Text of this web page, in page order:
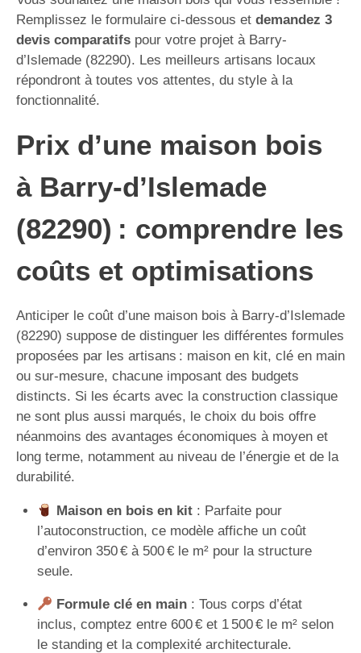
Remplissez le formulaire ci-dessous et demandez 3
devis comparatifs pour votre projet à Barry-
d’Islemade (82290). Les meilleurs artisans locaux
répondront à toutes vos attentes, du style à la
fonctionnalité.
Prix d’une maison bois
à Barry-d’Islemade
(82290) : comprendre les
coûts et optimisations
Anticiper le coût d’une maison bois à Barry-d’Islemade
(82290) suppose de distinguer les différentes formules
proposées par les artisans : maison en kit, clé en main
ou sur-mesure, chacune imposant des budgets
distincts. Si les écarts avec la construction classique
ne sont plus aussi marqués, le choix du bois offre
néanmoins des avantages économiques à moyen et
long terme, notamment au niveau de l’énergie et de la
durabilité.
Maison en bois en kit: Parfaite pour
l’autoconstruction, ce modèle affiche un coût
d’environ 350 € à 500 € le m² pour la structure
seule.
Formule clé en main: Tous corps d’état
inclus, comptez entre 600 € et 1 500 € le m² selon
le standing et la complexité architecturale.